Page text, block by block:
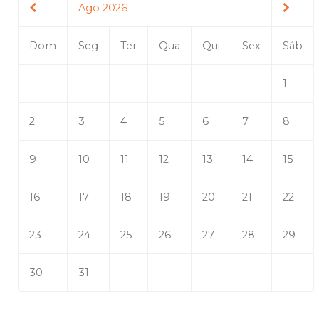
Ago 2026
Dom Seg Ter Qua Qui Sex Sáb
1
2 3 4 5 6 7 8
9 10 11 12 13 14 15
16 17 18 19 20 21 22
23 24 25 26 27 28 29
30 31